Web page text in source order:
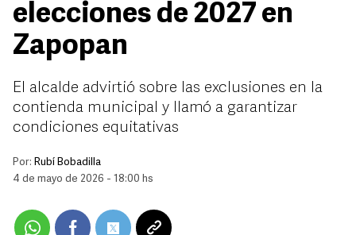
elecciones de 2027 en
Zapopan
El alcalde advirtió sobre las exclusiones en la
contienda municipal y llamó a garantizar
condiciones equitativas
Por: Rubí Bobadilla
4 de mayo de 2026 - 18:00 hs